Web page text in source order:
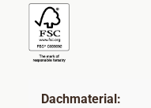
Dachmaterial: